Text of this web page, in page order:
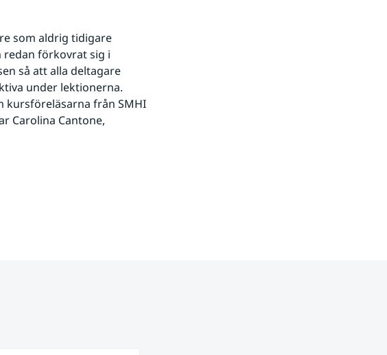
som aldrig tidigare
förkovrat sig i
så att alla deltagare
under lektionerna.
kursföreläsarna från SMHI
Carolina Cantone,